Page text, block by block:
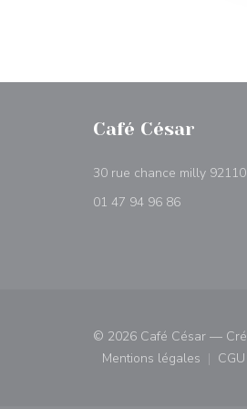
Café César
30 rue chance milly
01 47 94 96 86
© 2026 Café César —
Mentions légales
((ouvre une
CGU